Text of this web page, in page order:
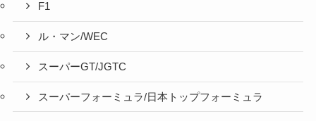
F1
ル・マン/WEC
スーパーGT/JGTC
スーパーフォーミュラ/日本トップフォーミュラ